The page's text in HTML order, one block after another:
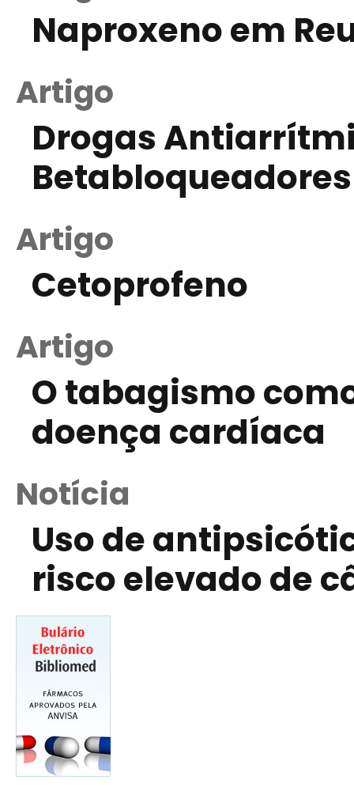
Naproxeno em
Artigo
Drogas
Betabloqueadores
Artigo
Cetoprofeno
Artigo
O tabagismo
doença cardíaca
Notícia
Uso de
risco elevado de